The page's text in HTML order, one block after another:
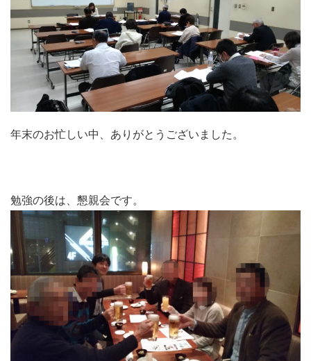
年末のお忙しい中、ありがとうございました。
勉強の後は、懇親会です。